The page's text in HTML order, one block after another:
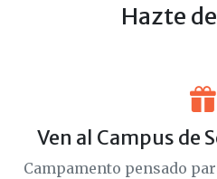
Hazte
Ven al Campus de
Campamento pensado